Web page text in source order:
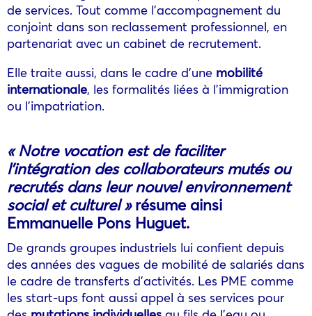
de services. Tout comme l’accompagnement du
conjoint dans son reclassement professionnel, en
partenariat avec un cabinet de recrutement.
Elle traite aussi, dans le cadre d’une mobilité
internationale, les formalités liées à l’immigration
ou l’impatriation.
«Notre vocation est de faciliter
l’intégration des collaborateurs mutés ou
recrutés dans leur nouvel environnement
social et culturel »résume ainsi
Emmanuelle Pons Huguet.
De grands groupes industriels lui confient depuis
des années des vagues de mobilité de salariés dans
le cadre de transferts d’activités. Les PME comme
les start-ups font aussi appel à ses services pour